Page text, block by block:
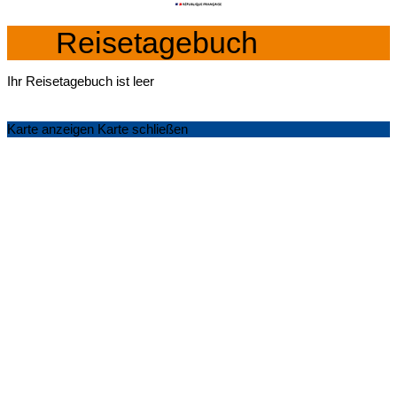
Reisetagebuch
Ihr Reisetagebuch ist leer
Karte anzeigen Karte schließen